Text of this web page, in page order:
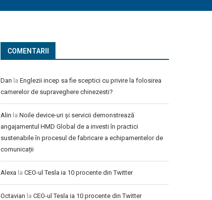
COMENTARII
Dan la Englezii incep sa fie sceptici cu privire la folosirea
camerelor de supraveghere chinezesti?
Alin la Noile device-uri și servicii demonstrează
angajamentul HMD Global de a investi în practici
sustenabile în procesul de fabricare a echipamentelor de
comunicații
Alexa la CEO-ul Tesla ia 10 procente din Twitter
Octavian la CEO-ul Tesla ia 10 procente din Twitter